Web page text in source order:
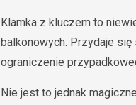
Klamka z kluczem to
balkonowych. Przydaje
ograniczenie
Nie jest to jednak